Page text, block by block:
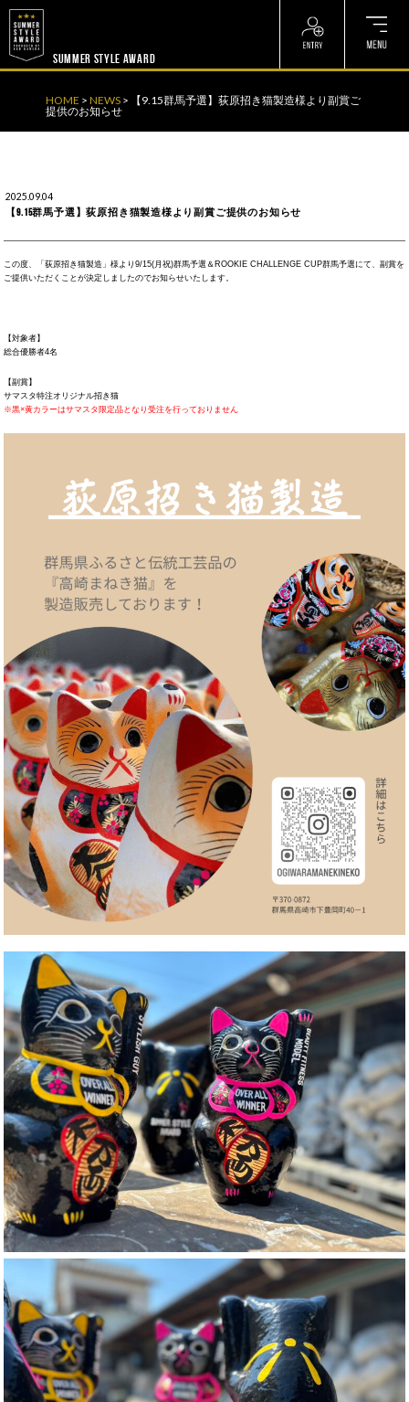
SUMMER STYLE AWARD
HOME > NEWS > 【9.15群馬予選】荻原招き猫製造様より副賞ご
提供のお知らせ
2025.09.04
【9.15群馬予選】荻原招き猫製造様より副賞ご提供のお知らせ
この度、「荻原招き猫製造」様より9/15(月祝)群馬予選＆ROOKIE CHALLENGE CUP群馬予選にて、副賞を
ご提供いただくことが決定しましたのでお知らせいたします。
【対象者】
総合優勝者4名
【副賞】
サマスタ特注オリジナル招き猫
※黒×黄カラーはサマスタ限定品となり受注を行っておりません